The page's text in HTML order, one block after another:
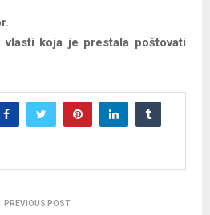
koja je prestala poštovati
PREVIOUS POST